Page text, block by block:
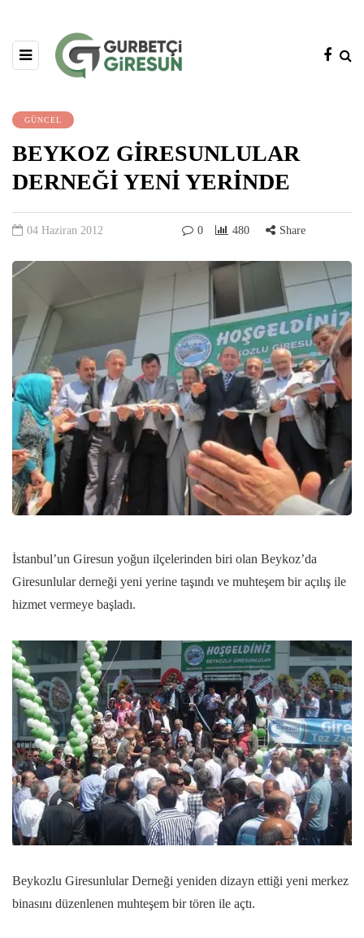
GÜNCEL
BEYKOZ GİRESUNLULAR
DERNEĞİ YENİ YERİNDE
04 Haziran 2012 0 480 Share
İstanbul’un Giresun yoğun ilçelerinden biri olan Beykoz’da
Giresunlular derneği yeni yerine taşındı ve muhteşem bir açılış ile
hizmet vermeye başladı.
Beykozlu Giresunlular Derneği yeniden dizayn ettiği yeni merkez
binasını düzenlenen muhteşem bir tören ile açtı.